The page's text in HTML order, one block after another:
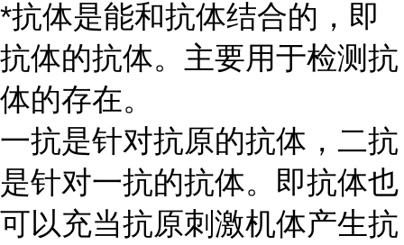
*抗体是能和抗体结合的，即
抗体的抗体。主要用于检测抗
体的存在。
一抗是针对抗原的抗体，二抗
是针对一抗的抗体。即抗体也
可以充当抗原刺激机体产生抗